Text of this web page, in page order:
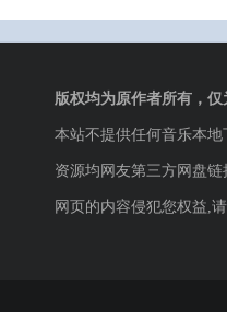
版权均为原作者所有，
本站不提供任何音乐本
资源均网友第三方网盘
网页的内容侵犯您权益,